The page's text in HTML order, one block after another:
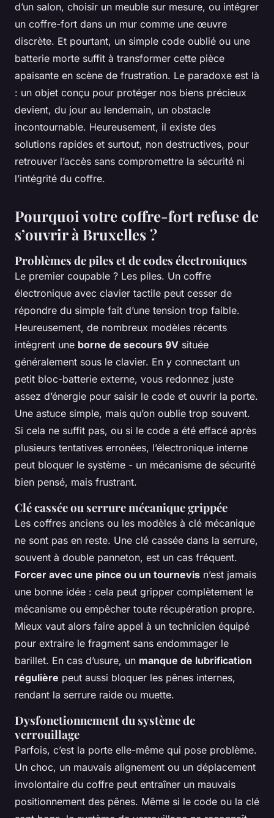
d’un salon, choisir un meuble sur mesure, ou intégrer
un coffre-fort dans un mur comme une œuvre
discrète. Et pourtant, un simple code oublié ou une
batterie morte suffit à transformer cette pièce
apaisante en scène de frustration. Le paradoxe est là
: un objet conçu pour protéger nos biens précieux
devient, du jour au lendemain, un obstacle
incontournable. Heureusement, il existe des
solutions rapides et surtout, non destructives, pour
retrouver l’accès sans compromettre la sécurité ni
l’intégrité du coffre.
Pourquoi votre coffre-fort refuse de
s’ouvrir à Bruxelles ?
Problèmes de piles et de codes électroniques
Le premier coupable ? Les piles. Un coffre
électronique avec clavier tactile peut cesser de
répondre du simple fait d’une tension trop faible.
Heureusement, de nombreux modèles récents
intègrent une borne de secours 9V située
généralement sous le clavier. En y connectant un
petit bloc-batterie externe, vous redonnez juste
assez d’énergie pour saisir le code et ouvrir la porte.
Une astuce simple, mais qu’on oublie trop souvent.
Si cela ne suffit pas, ou si le code a été effacé après
plusieurs tentatives erronées, l’électronique interne
peut bloquer le système - un mécanisme de sécurité
bien pensé, mais frustrant.
Clé cassée ou serrure mécanique grippée
Les coffres anciens ou les modèles à clé mécanique
ne sont pas en reste. Une clé cassée dans la serrure,
souvent à double panneton, est un cas fréquent.
Forcer avec une pince ou un tournevis n’est jamais
une bonne idée : cela peut gripper complètement le
mécanisme ou empêcher toute récupération propre.
Mieux vaut alors faire appel à un technicien équipé
pour extraire le fragment sans endommager le
barillet. En cas d’usure, un manque de lubrification
régulière peut aussi bloquer les pênes internes,
rendant la serrure raide ou muette.
Dysfonctionnement du système de
verrouillage
Parfois, c’est la porte elle-même qui pose problème.
Un choc, un mauvais alignement ou un déplacement
involontaire du coffre peut entraîner un mauvais
positionnement des pênes. Même si le code ou la clé